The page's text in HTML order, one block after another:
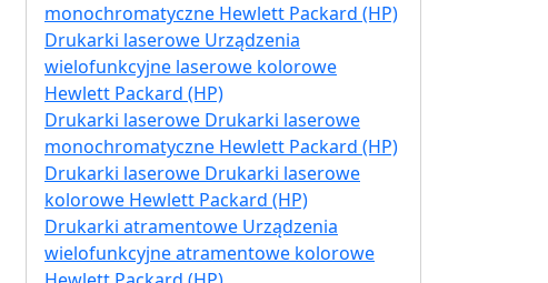
monochromatyczne Hewlett Packard (HP)
Drukarki laserowe Urządzenia
wielofunkcyjne laserowe kolorowe
Hewlett Packard (HP)
Drukarki laserowe Drukarki laserowe
monochromatyczne Hewlett Packard (HP)
Drukarki laserowe Drukarki laserowe
kolorowe Hewlett Packard (HP)
Drukarki atramentowe Urządzenia
wielofunkcyjne atramentowe kolorowe